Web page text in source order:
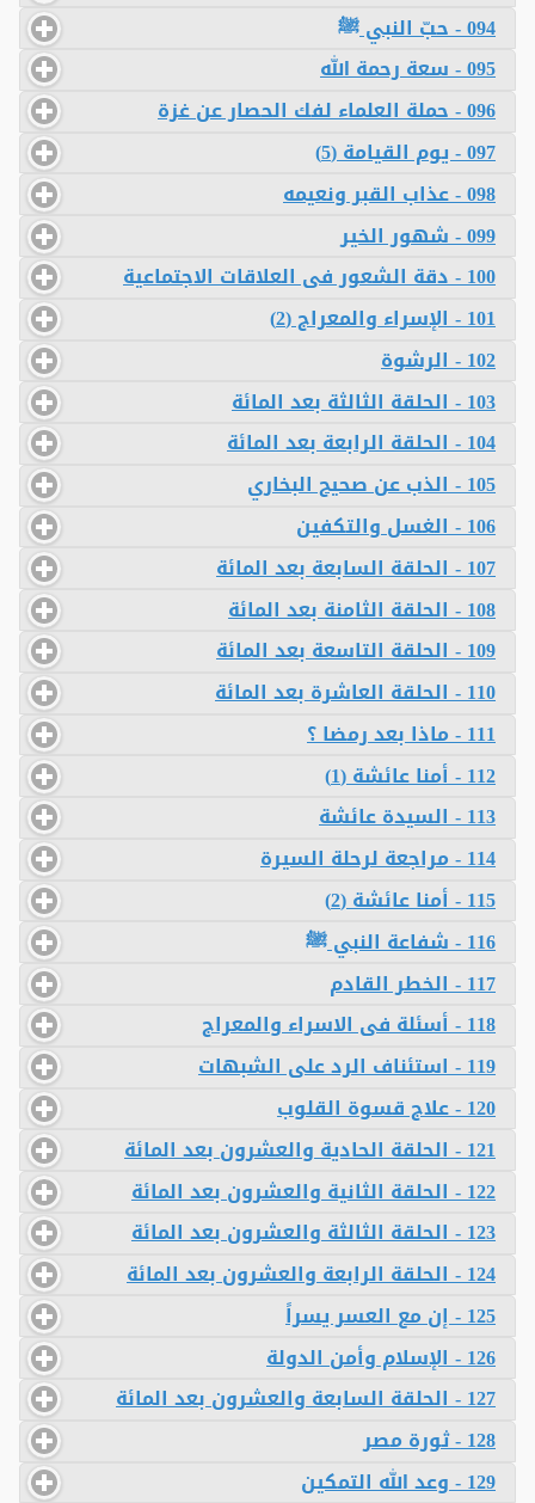
094 - حبّ النبي ﷺ
095 - سعة رحمة الله
096 - حملة العلماء لفك الحصار عن غزة
097 - يوم القيامة (5)
098 - عذاب القبر ونعيمه
099 - شهور الخير
100 - دقة الشعور فى العلاقات الاجتماعية
101 - الإسراء والمعراج (2)
102 - الرشوة
103 - الحلقة الثالثة بعد المائة
104 - الحلقة الرابعة بعد المائة
105 - الذب عن صحيح البخاري
106 - الغسل والتكفين
107 - الحلقة السابعة بعد المائة
108 - الحلقة الثامنة بعد المائة
109 - الحلقة التاسعة بعد المائة
110 - الحلقة العاشرة بعد المائة
111 - ماذا بعد رمضا ؟
112 - أمنا عائشة (1)
113 - السيدة عائشة
114 - مراجعة لرحلة السيرة
115 - أمنا عائشة (2)
116 - شفاعة النبي ﷺ
117 - الخطر القادم
118 - أسئلة فى الاسراء والمعراج
119 - استئناف الرد على الشبهات
120 - علاج قسوة القلوب
121 - الحلقة الحادية والعشرون بعد المائة
122 - الحلقة الثانية والعشرون بعد المائة
123 - الحلقة الثالثة والعشرون بعد المائة
124 - الحلقة الرابعة والعشرون بعد المائة
125 - إن مع العسر يسراً
126 - الإسلام وأمن الدولة
127 - الحلقة السابعة والعشرون بعد المائة
128 - ثورة مصر
129 - وعد الله التمكين